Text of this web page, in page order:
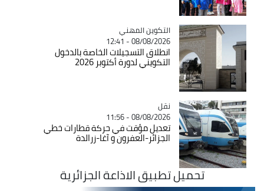
Catégorie
التكوين المهني
08/08/2026 - 12:41
انطلاق التسجيلات الخاصة بالدخول
التكويني لدورة أكتوبر 2026
Catégorie
نقل
08/08/2026 - 11:56
تعديل مؤقت في حركة قطارات خطي
الجزائر-العفرون و آغا-زرالدة
تحميل تطبيق الاذاعة الجزائرية